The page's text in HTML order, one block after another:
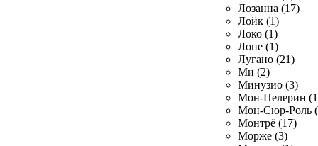
Лозанна (17)
Лойк (1)
Локо (1)
Лоне (1)
Лугано (21)
Ми (2)
Минузио (3)
Мон-Пелерин
Мон-Сюр-Роль
Монтрё (17)
Морже (3)